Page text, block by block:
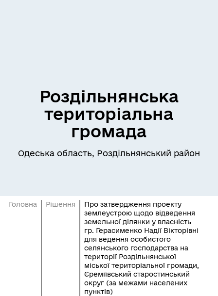
Роздільнянська
територіальна
громада
Одеська область, Роздільнянський район
Головна Рішення
Про затвердження проекту
землеустрою щодо відведення
земельної ділянки у власність
гр. Герасименко Надії Вікторівні
для ведення особистого
селянського господарства на
території Роздільнянської
міської територіальної громади,
Єреміївський старостинський
округ (за межами населених
пунктів)